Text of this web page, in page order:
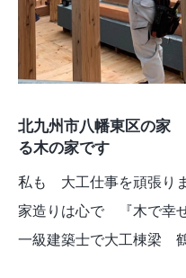
北九州市八幡東区の家
る木の家です
私も 大工仕事を頑張り
家造りは心で 『木で幸
一級建築士で大工棟梁